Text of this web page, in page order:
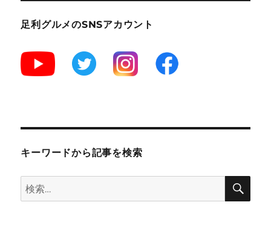
山
あ
る
麦
屋
さ
十
足利グルメのSNSアカウント
キーワードから記事を検索
検
索:
検